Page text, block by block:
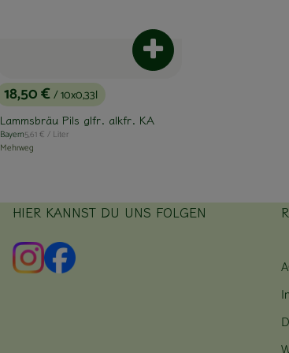
, Preis:
18,50 €/ 10x0,33l
Lammsbräu Pils glfr. alkfr. KA
, Herkunft:
Bayern, Referenzpreis:
5,61 € / Liter
Mehrweg
Produkt zum Warenkorb
HIER KANNST DU UNS FOLGEN
Externer Link zu https://www.instagram.com/
Externer Link zu https://